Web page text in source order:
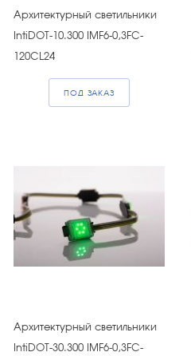
Архитектурный светильники
IntiDOT-10.300 IMF6-0,3FC-
120CL24
ПОД ЗАКАЗ
Архитектурный светильники
IntiDOT-30.300 IMF6-0,3FC-